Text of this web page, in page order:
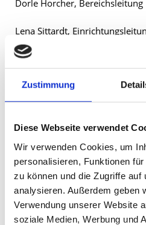
Zustimmung
Diese Webseite verwendet
Wir verwenden Cookies, um
personalisieren, Funktionen
zu können und die Zugriffe auf
analysieren. Außerdem geben
Verwendung unserer Website
soziale Medien, Werbung und
Dorle Horcher, Bereichsleitung
Lena Sittardt,
Die Grundlagen
Jedes Kind ist kompetent
Jedes Kind ist einzigartig
Die Ziele
Starke Kinder